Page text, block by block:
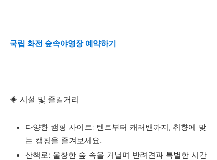
국립 화전 숲속야영장 예약하기
◈ 시설 및 즐길거리
다양한 캠핑 사이트: 텐트부터 캐러밴까지, 취향에 맞
는 캠핑을 즐겨보세요.
산책로: 울창한 숲 속을 거닐며 반려견과 특별한 시간